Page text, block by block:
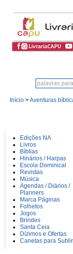
Início >Aventuras
Edições NA
Livros
Bíblias
Hinários / Harpas
Escola Dominical
Revistas
Música
Agendas / Diários /
Planners
Marca Páginas
Folhetos
Jogos
Brindes
Santa Ceia
Dízimos e Ofertas
Canetas para